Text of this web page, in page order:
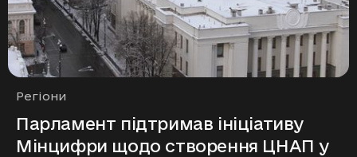
Рубрики
Регіони
Парламент підтримав ініціативу
Мінцифри щодо створення ЦНАП у